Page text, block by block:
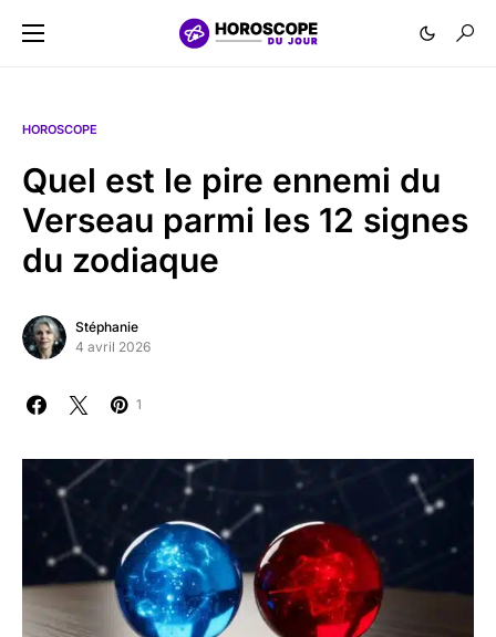
HOROSCOPE
Quel est le pire ennemi du
Verseau parmi les 12 signes
du zodiaque
Stéphanie
4 avril 2026
1